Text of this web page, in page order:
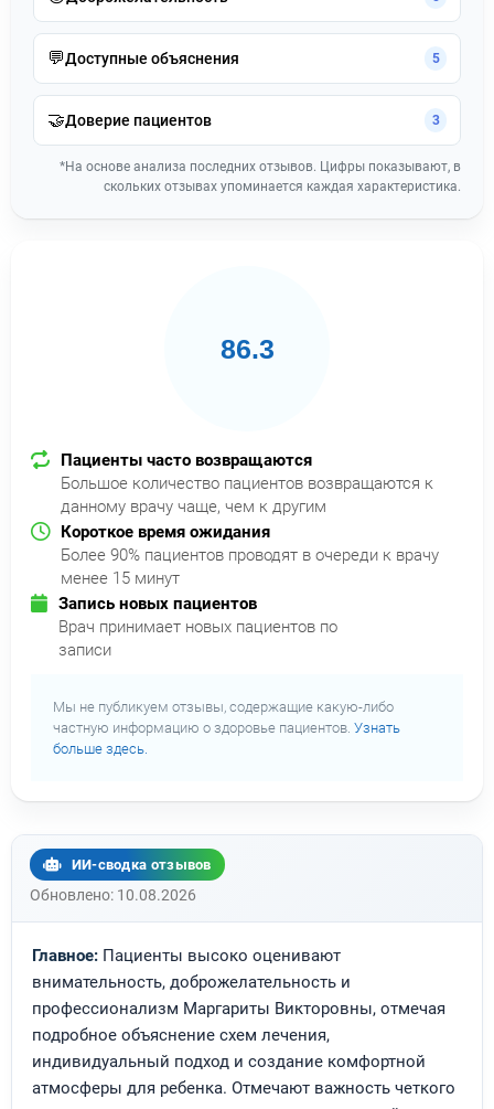
💬Доступные объяснения 5
🤝Доверие пациентов 3
*На основе анализа последних отзывов. Цифры показывают, в
скольких отзывах упоминается каждая характеристика.
86.3
Пациенты часто возвращаются
Большое количество пациентов возвращаются к
данному врачу чаще, чем к другим
Короткое время ожидания
Более 90% пациентов проводят в очереди к врачу
менее 15 минут
Запись новых пациентов
Врач принимает новых пациентов по
записи
Мы не публикуем отзывы, содержащие какую-либо
частную информацию о здоровье пациентов. Узнать
больше здесь.
ИИ-сводка отзывов
Обновлено: 10.08.2026
Главное: Пациенты высоко оценивают
внимательность, доброжелательность и
профессионализм Маргариты Викторовны, отмечая
подробное объяснение схем лечения,
индивидуальный подход и создание комфортной
атмосферы для ребенка. Отмечают важность четкого